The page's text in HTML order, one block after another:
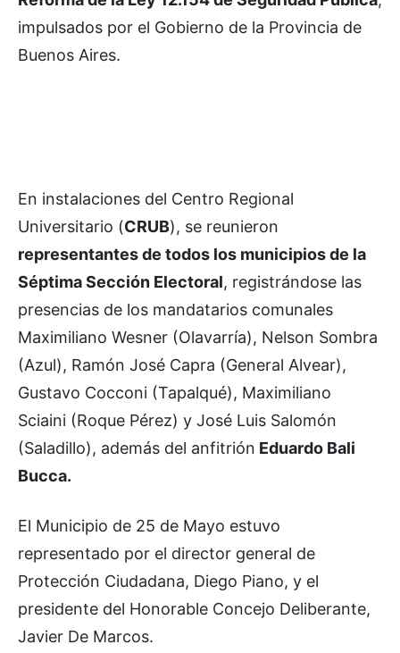
impulsados por el Gobierno de la Provincia de
Buenos Aires.
En instalaciones del Centro Regional
Universitario (CRUB), se reunieron
representantes de todos los municipios de la
Séptima Sección Electoral, registrándose las
presencias de los mandatarios comunales
Maximiliano Wesner (Olavarría), Nelson Sombra
(Azul), Ramón José Capra (General Alvear),
Gustavo Cocconi (Tapalqué), Maximiliano
Sciaini (Roque Pérez) y José Luis Salomón
(Saladillo), además del anfitrión Eduardo Bali
Bucca.
El Municipio de 25 de Mayo estuvo
representado por el director general de
Protección Ciudadana, Diego Piano, y el
presidente del Honorable Concejo Deliberante,
Javier De Marcos.